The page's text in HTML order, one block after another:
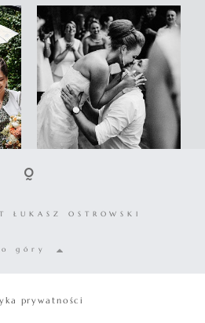
ŁUKASZ OSTROWSKI
góry
prywatności